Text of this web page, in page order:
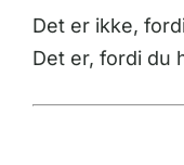
Det er ikke,
Det er, fordi du